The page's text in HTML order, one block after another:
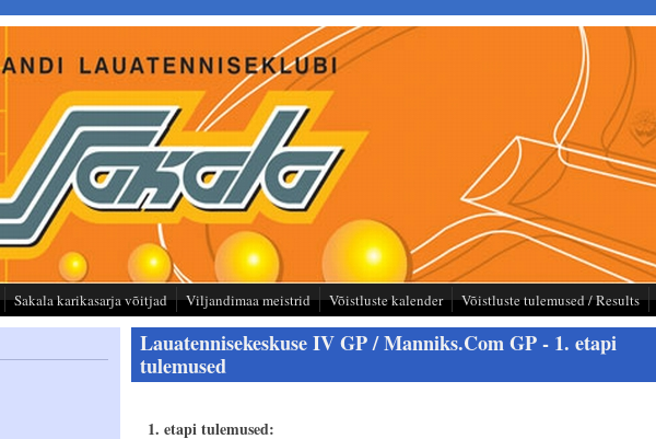
Sakala karikasarja võitjad Viljandimaa meistrid Võistluste kalender Võistluste tulemused / Results
Lauatennisekeskuse IV GP / Manniks.Com GP - 1. etapi
tulemused
1. etapi tulemused: